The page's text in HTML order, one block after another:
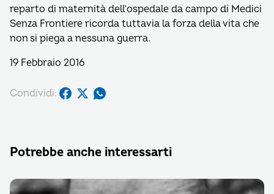
reparto di maternità dell’ospedale da campo di Medici
Senza Frontiere ricorda tuttavia la forza della vita che
non si piega a nessuna guerra.
19 Febbraio 2016
Condividi:
Potrebbe anche interessarti